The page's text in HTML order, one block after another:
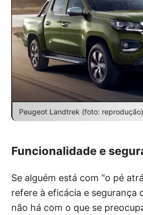
Peugeot Landtrek (foto: reprodução)
Funcionalidade e
Se alguém está com “o pé
refere à eficácia e segurança
não há com o que se